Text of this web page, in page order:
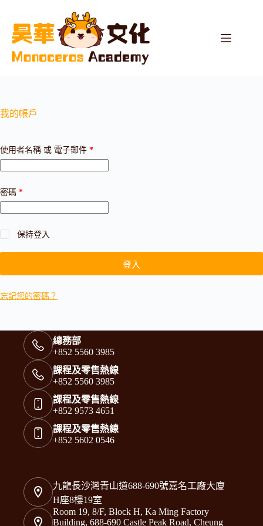
我的帳戶
使用者名稱 或 電子郵件 *
密碼 *
保持登入
登入
忘記您的密碼？
總務部
+852 5560 3985
課程及零售熱線
+852 5560 3985
課程及零售熱線
+852 9573 4651
課程及零售熱線
+852 5602 0546
九龍長沙灣青山道688-690號嘉名工廠大廈
H座8樓19室
Room 19, 8/F, Block H, Ka Ming Factory
Building, 688-690 Castle Peak Road, Cheung